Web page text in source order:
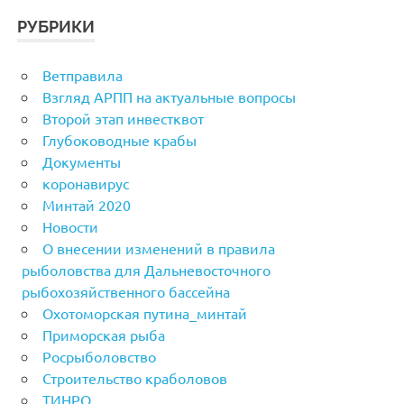
РУБРИКИ
Ветправила
Взгляд АРПП на актуальные вопросы
Второй этап инвестквот
Глубоководные крабы
Документы
коронавирус
Минтай 2020
Новости
О внесении изменений в правила
рыболовства для Дальневосточного
рыбохозяйственного бассейна
Охотоморская путина_минтай
Приморская рыба
Росрыболовство
Строительство краболовов
ТИНРО